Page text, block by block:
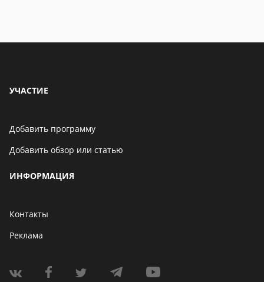
УЧАСТИЕ
Добавить программу
Добавить обзор или статью
ИНФОРМАЦИЯ
Контакты
Реклама